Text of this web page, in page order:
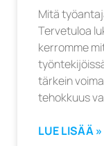
Mitä
Tervetuloa
kerromme
tärkein
tehokkuus
LUE LISÄÄ »